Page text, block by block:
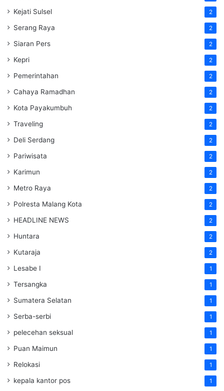
Kejati Sulsel 2
Serang Raya 2
Siaran Pers 2
Kepri 2
Pemerintahan 2
Cahaya Ramadhan 2
Kota Payakumbuh 2
Traveling 2
Deli Serdang 2
Pariwisata 2
Karimun 2
Metro Raya 2
Polresta Malang Kota 2
HEADLINE NEWS 2
Huntara 2
Kutaraja 2
Lesabe I 1
Tersangka 1
Sumatera Selatan 1
Serba-serbi 1
pelecehan seksual 1
Puan Maimun 1
Relokasi 1
kepala kantor pos 1